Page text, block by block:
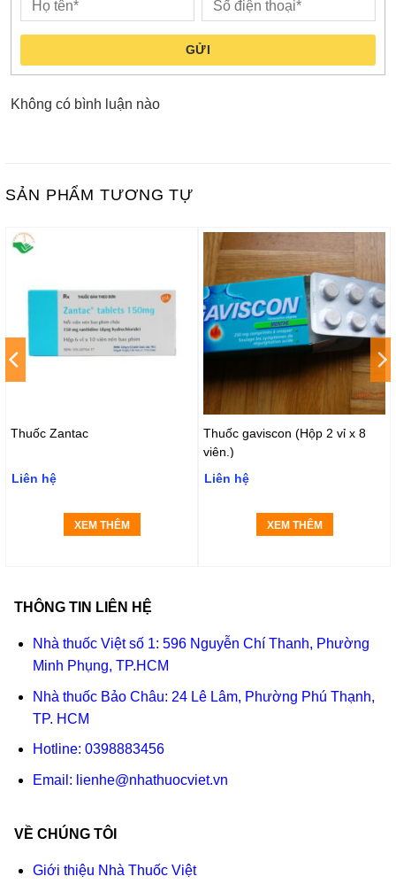
GỬI
Không có bình luận nào
SẢN PHẨM TƯƠNG TỰ
Thuốc Zantac
Liên hệ
XEM THÊM
Thuốc gaviscon (Hộp 2 vỉ x 8
viên.)
Liên hệ
XEM THÊM
THÔNG TIN LIÊN HỆ
Nhà thuốc Việt số 1: 596 Nguyễn Chí Thanh, Phường
Minh Phụng, TP.HCM
Nhà thuốc Bảo Châu: 24 Lê Lâm, Phường Phú Thạnh,
TP. HCM
Hotline: 0398883456
Email: lienhe@nhathuocviet.vn
VỀ CHÚNG TÔI
Giới thiệu Nhà Thuốc Việt